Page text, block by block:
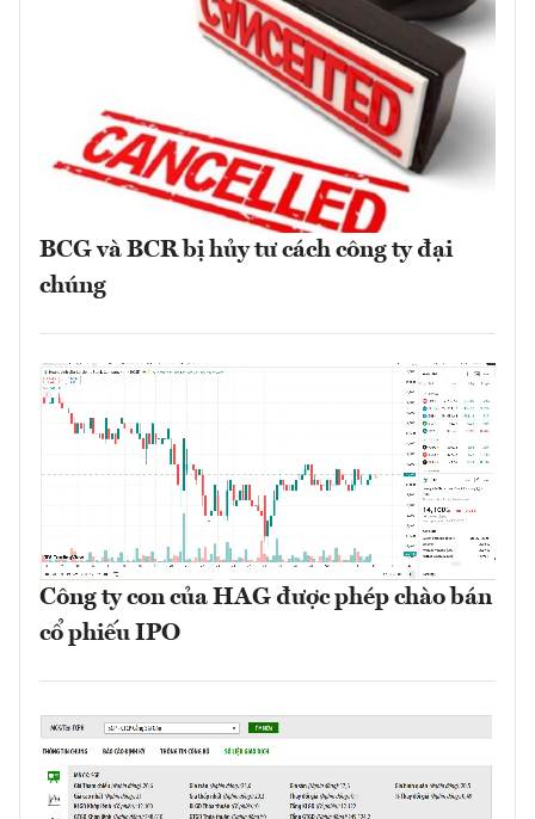
BCG và BCR bị hủy tư cách công ty đại
chúng
Công ty con của HAG được phép chào bán
cổ phiếu IPO